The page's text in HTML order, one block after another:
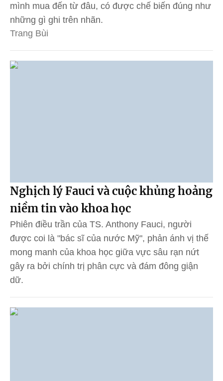
mình mua đến từ đâu, có được chế biến đúng như
những gì ghi trên nhãn.
Trang Bùi
Nghịch lý Fauci và cuộc khủng hoảng
niềm tin vào khoa học
Phiên điều trần của TS. Anthony Fauci, người
được coi là "bác sĩ của nước Mỹ", phản ánh vị thế
mong manh của khoa học giữa vực sâu rạn nứt
gây ra bởi chính trị phân cực và đám đông giận
dữ.